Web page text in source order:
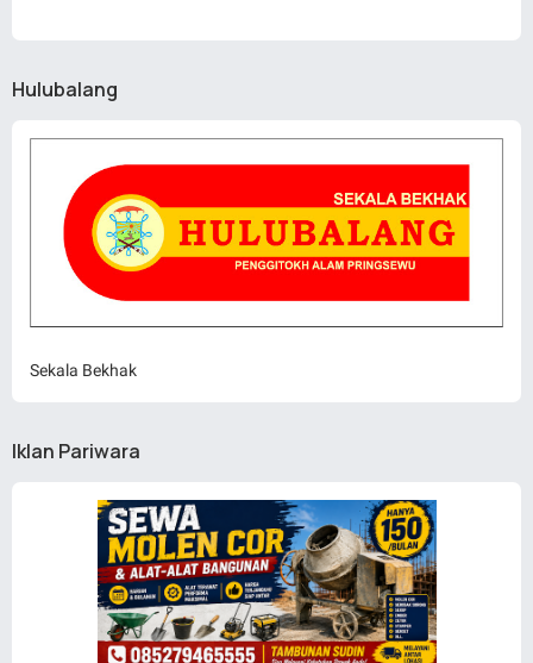
Hulubalang
Sekala Bekhak
Iklan Pariwara